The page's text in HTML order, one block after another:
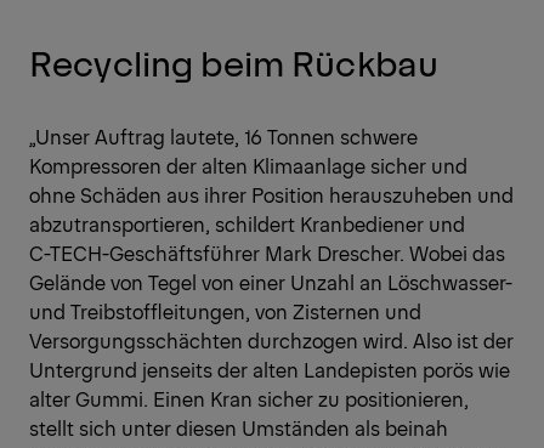
Recycling beim Rückbau
„Unser Auftrag lautete, 16 Tonnen schwere
Kompressoren der alten Klimaanlage sicher und
ohne Schäden aus ihrer Position herauszuheben und
abzutransportieren, schildert Kranbediener und
C-TECH-Geschäftsführer Mark Drescher. Wobei das
Gelände von Tegel von einer Unzahl an Löschwasser-
und Treibstoffleitungen, von Zisternen und
Versorgungsschächten durchzogen wird. Also ist der
Untergrund jenseits der alten Landepisten porös wie
alter Gummi. Einen Kran sicher zu positionieren,
stellt sich unter diesen Umständen als beinah